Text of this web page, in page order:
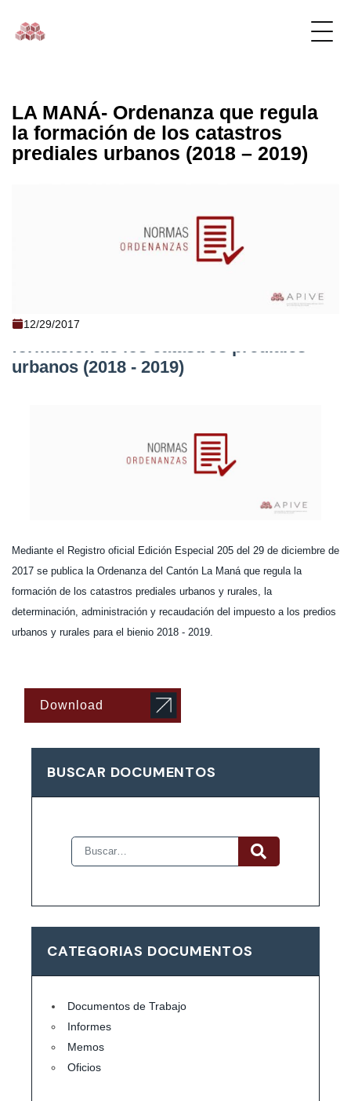
LA MANÁ- Ordenanza que regula
la formación de los catastros
prediales urbanos (2018 – 2019)
12/29/2017
LA MANÁ- Ordenanza que regula la
formación de los catastros prediales
urbanos (2018 - 2019)
Mediante el Registro oficial Edición Especial 205 del 29 de diciembre de
2017 se publica la Ordenanza del Cantón La Maná que regula la
formación de los catastros prediales urbanos y rurales, la
determinación, administración y recaudación del impuesto a los predios
urbanos y rurales para el bienio 2018 - 2019.
Download
BUSCAR DOCUMENTOS
CATEGORIAS DOCUMENTOS
Documentos de Trabajo
Informes
Memos
Oficios